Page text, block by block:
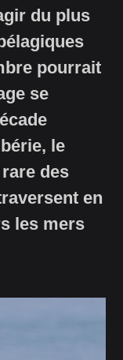
du plus
pourrait
se
le
des
en
les mers